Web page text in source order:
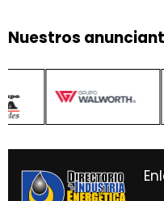
Nuestros